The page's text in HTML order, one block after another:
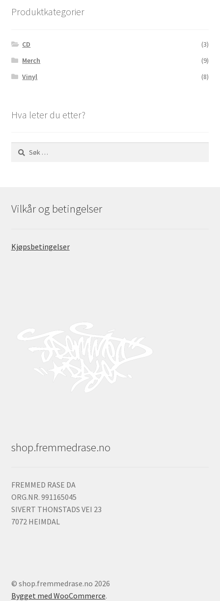
Produktkategorier
CD
(3)
Merch
(9)
Vinyl
(8)
Hva leter du etter?
Søk
etter:
Vilkår og betingelser
Kjøpsbetingelser
shop.fremmedrase.no
FREMMED RASE DA
ORG.NR. 991165045
SIVERT THONSTADS VEI 23
7072 HEIMDAL
© shop.fremmedrase.no 2026
Bygget med WooCommerce.